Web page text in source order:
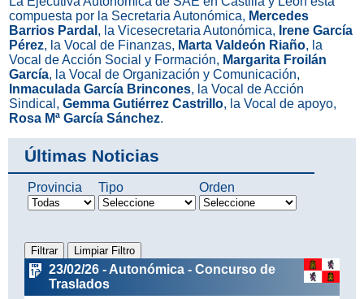
Rechazar
Configurar
compuesta por la Secretaria Autonómica, Mercedes
Barrios Pardal , la Vicesecretaria Autonómica, Irene García
Pérez, la Vocal de Finanzas, Marta Valdeón Riaño, la
Vocal de Acción Social y Formación, Margarita Froilán
García, la Vocal de Organización y Comunicación,
Inmaculada García Brincones, la Vocal de Acción
Sindical,Gemma Gutiérrez Castrillo, la Vocal de apoyo,
Rosa Mª García Sánchez.
Últimas Noticias
Provincia Tipo Orden
23/02/26 - Autonómica - Concurso de
Traslados